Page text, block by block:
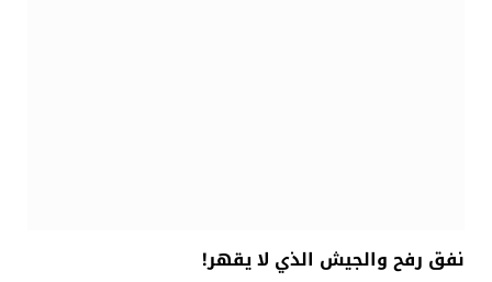
نفق رفح والجيش الذي لا يقهر!